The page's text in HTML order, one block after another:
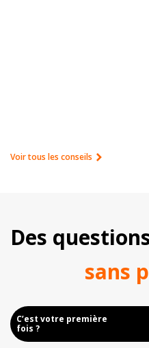
Voir tous les conseils
Des
sans
C’est votre première
fois ?